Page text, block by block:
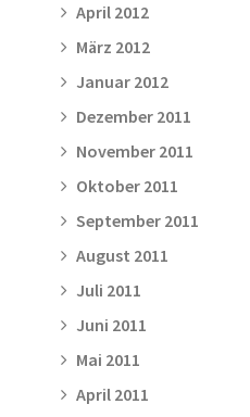
April 2012
März 2012
Januar 2012
Dezember 2011
November 2011
Oktober 2011
September 2011
August 2011
Juli 2011
Juni 2011
Mai 2011
April 2011